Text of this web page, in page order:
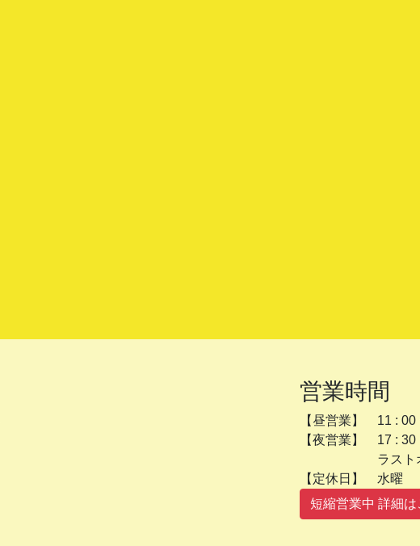
営業時間
【昼営業】 11 : 00
【夜営業】 17 : 30
ラストオー
【定休日
短縮営業中 詳細は